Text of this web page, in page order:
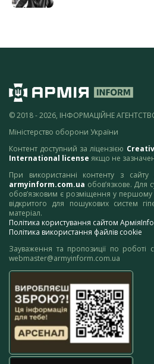
© 2018 - 2026, ІНФОРМАЦІЙНЕ
Міністерство оборони України
Контент доступний за ліцензією
International license якщо не
При використанні контенту з
armyinform.com.ua обов’язкове. Для
обов’язковим є розміщення у першому
відкритого для пошукових систем
матеріал.
Політика користування сайтом
Політика використання файлів cookie
Зауваження та пропозиції по роботі
webmaster@armyinform.com.ua